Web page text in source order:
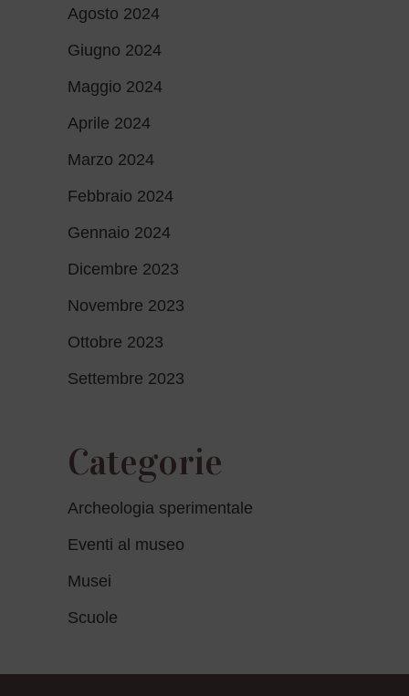
Agosto 2024
Giugno 2024
Maggio 2024
Aprile 2024
Marzo 2024
Febbraio 2024
Gennaio 2024
Dicembre 2023
Novembre 2023
Ottobre 2023
Settembre 2023
Categorie
Archeologia sperimentale
Eventi al museo
Musei
Scuole